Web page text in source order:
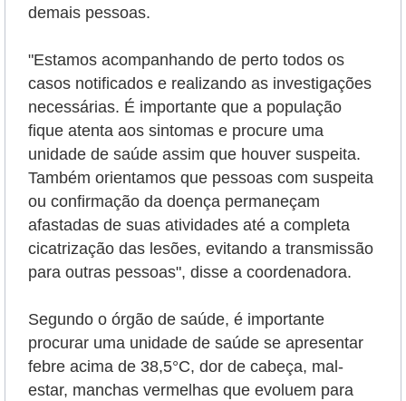
demais pessoas.
"Estamos acompanhando de perto todos os
casos notificados e realizando as investigações
necessárias. É importante que a população
fique atenta aos sintomas e procure uma
unidade de saúde assim que houver suspeita.
Também orientamos que pessoas com suspeita
ou confirmação da doença permaneçam
afastadas de suas atividades até a completa
cicatrização das lesões, evitando a transmissão
para outras pessoas", disse a coordenadora.
Segundo o órgão de saúde, é importante
procurar uma unidade de saúde se apresentar
febre acima de 38,5°C, dor de cabeça, mal-
estar, manchas vermelhas que evoluem para